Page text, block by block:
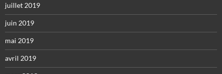
juillet 2019
juin 2019
mai 2019
avril 2019